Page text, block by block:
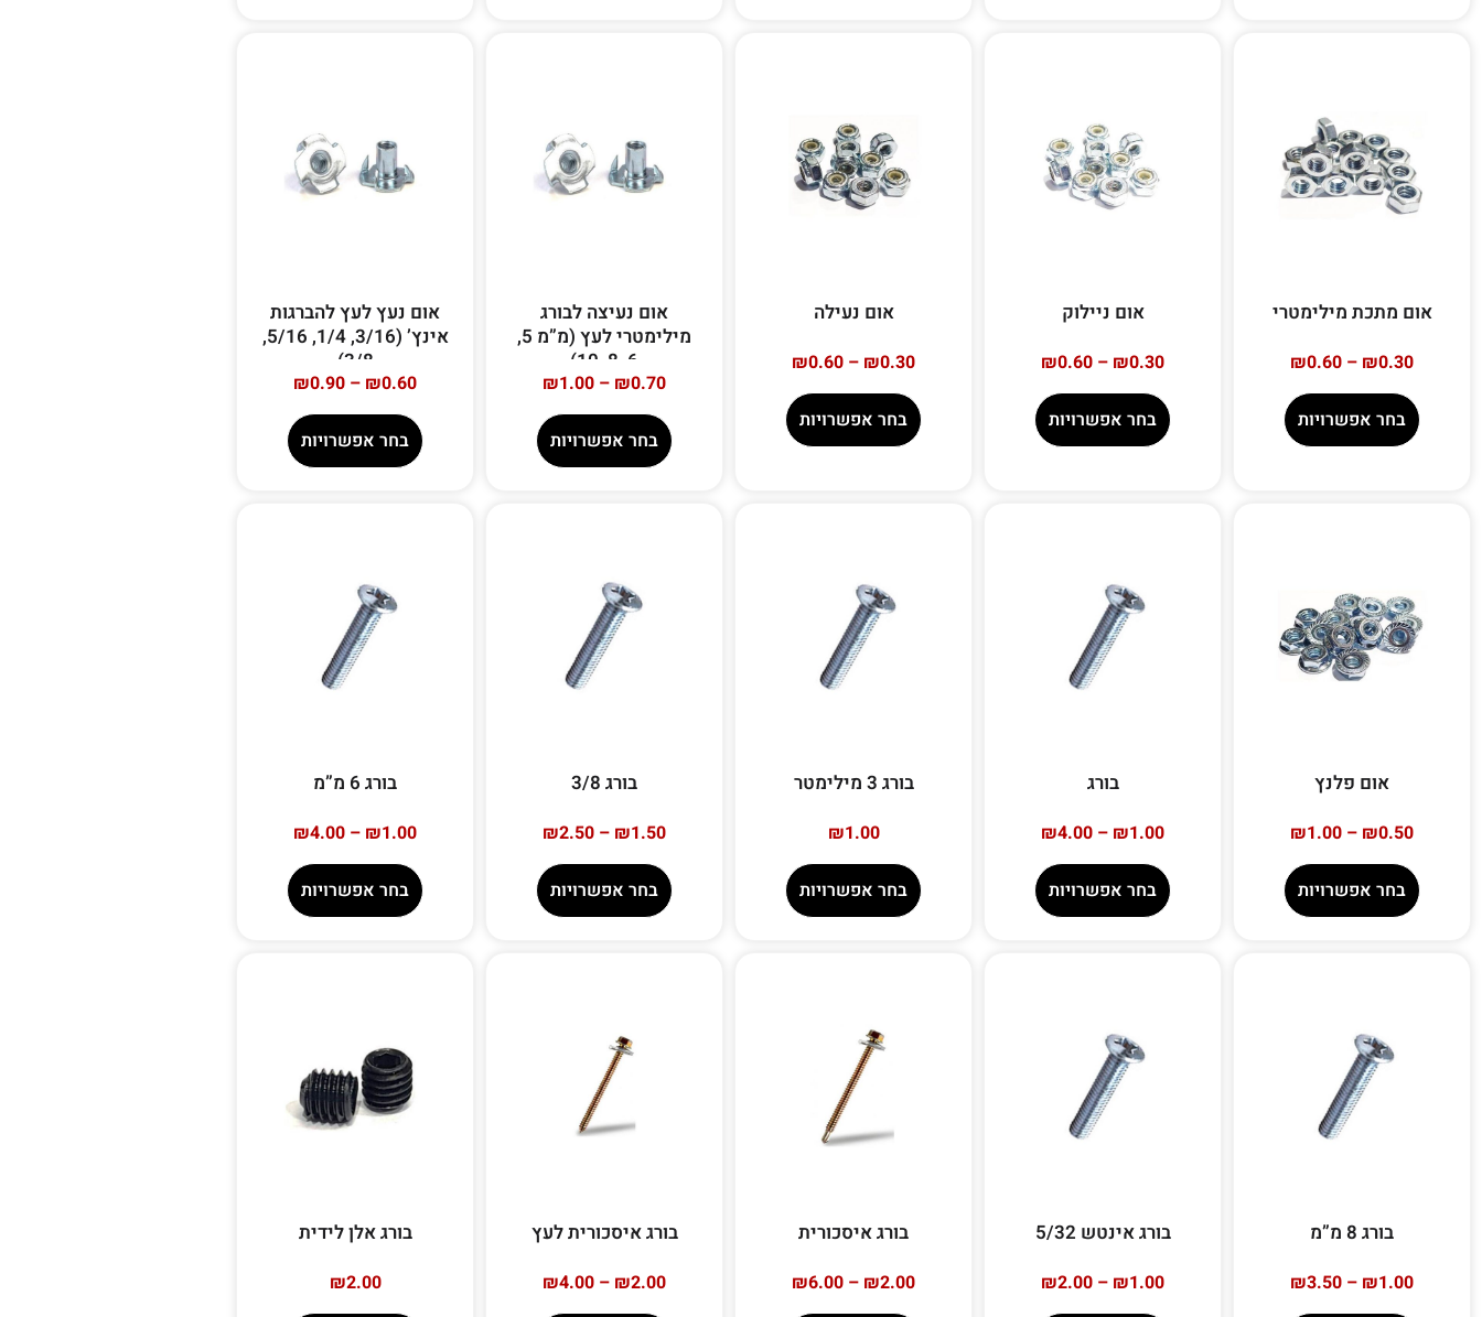
אום מתכת מילימטרי
₪0.30
–
₪0.60
בחר אפשרויות
אום ניילוק
₪0.30
–
₪0.60
בחר אפשרויות
אום נעילה
₪0.30
–
₪0.60
בחר אפשרויות
אום נעיצה לבורג
מילימטרי לעץ (מ”מ 5,
6, 8, 10)
₪0.70
–
₪1.00
בחר אפשרויות
אום נעץ לעץ להברגות
אינץ’ (3/16, 1/4, 5/16,
3/8)
₪0.60
–
₪0.90
בחר אפשרויות
אום פלנץ
₪0.50
–
₪1.00
בחר אפשרויות
בורג
₪1.00
–
₪4.00
בחר אפשרויות
בורג 3 מילימטר
₪1.00
בחר אפשרויות
בורג 3/8
₪1.50
–
₪2.50
בחר אפשרויות
בורג 6 מ”מ
₪1.00
–
₪4.00
בחר אפשרויות
בורג 8 מ”מ
₪1.00
–
₪3.50
בורג אינטש 5/32
₪1.00
–
₪2.00
בורג איסכורית
₪2.00
–
₪6.00
בורג איסכורית לעץ
₪2.00
–
₪4.00
בורג אלן לידית
₪2.00